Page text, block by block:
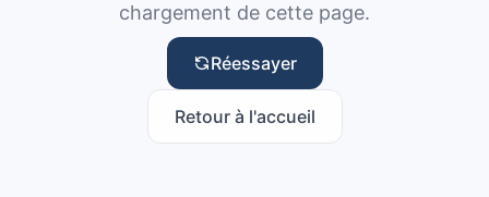
chargement de cette page.
Réessayer
Retour à l'accueil